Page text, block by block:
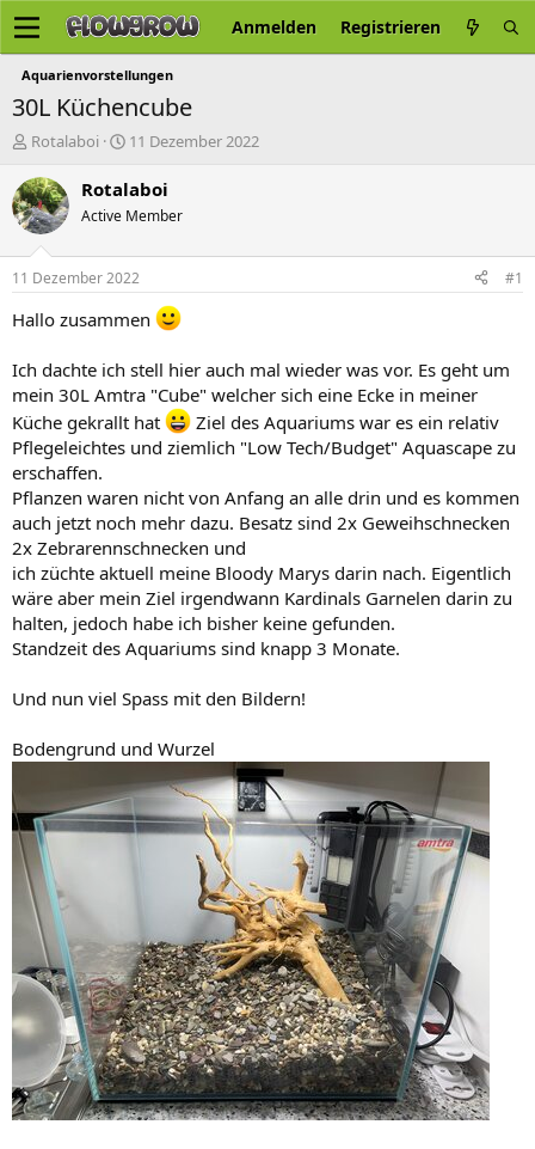
Anmelden Registrieren
Aquarienvorstellungen
30L Küchencube
E
s
t
e
e
r
Rotalaboi
E
s
e
l
t
a
m
11 Dezember 2022
Rotalaboi
Active Member
11 Dezember 2022 #1
Hallo zusammen
Ich dachte ich stell hier auch mal wieder was vor. Es geht um
mein 30L Amtra "Cube" welcher sich eine Ecke in meiner
Küche gekrallt hat
Ziel des Aquariums war es ein relativ
Pflegeleichtes und ziemlich "Low Tech/Budget" Aquascape zu
erschaffen.
Pflanzen waren nicht von Anfang an alle drin und es kommen
auch jetzt noch mehr dazu. Besatz sind 2x Geweihschnecken
2x Zebrarennschnecken und
ich züchte aktuell meine Bloody Marys darin nach. Eigentlich
wäre aber mein Ziel irgendwann Kardinals Garnelen darin zu
halten, jedoch habe ich bisher keine gefunden.
Standzeit des Aquariums sind knapp 3 Monate.
Und nun viel Spass mit den Bildern!
Bodengrund und Wurzel